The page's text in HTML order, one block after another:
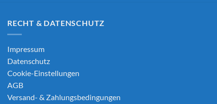
RECHT & DATENSCHUTZ
Impressum
Datenschutz
Cookie-Einstellungen
AGB
Versand- & Zahlungsbedingungen